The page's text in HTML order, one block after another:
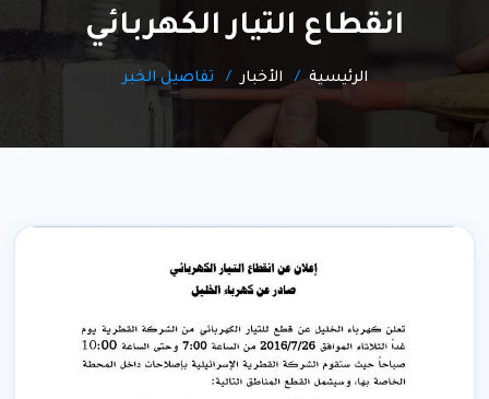
انقطاع التيار الكهربائي
الرئيسية الأخبار تفاصيل الخبر